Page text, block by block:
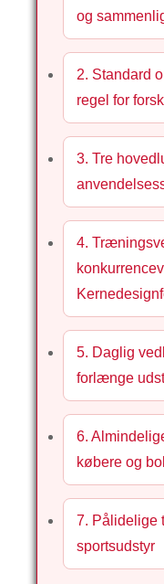
og
2. Standard
regel for
3. Tre
4.
5. Daglig
forlænge
6.
købere og
7. Pålidelige
sportsudstyr